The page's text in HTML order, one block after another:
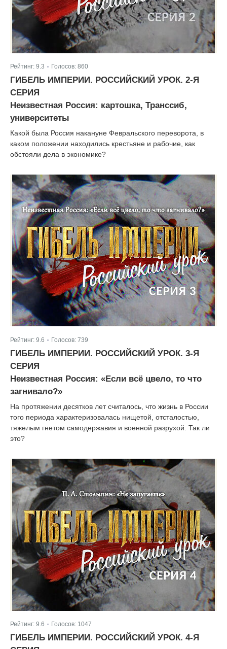
Рейтинг: 9.3 Голосов: 860
ГИБЕЛЬ ИМПЕРИИ. РОССИЙСКИЙ УРОК. 2-Я
СЕРИЯ
Неизвестная Россия: картошка, Транссиб,
университеты
Какой была Россия накануне Февральского переворота, в
каком положении находились крестьяне и рабочие, как
обстояли дела в экономике?
Рейтинг: 9.6 Голосов: 739
ГИБЕЛЬ ИМПЕРИИ. РОССИЙСКИЙ УРОК. 3-Я
СЕРИЯ
Неизвестная Россия: «Если всё цвело, то что
загнивало?»
На протяжении десятков лет считалось, что жизнь в России
того периода характеризовалась нищетой, отсталостью,
тяжелым гнетом самодержавия и военной разрухой. Так ли
это?
Рейтинг: 9.6 Голосов: 1047
ГИБЕЛЬ ИМПЕРИИ. РОССИЙСКИЙ УРОК. 4-Я